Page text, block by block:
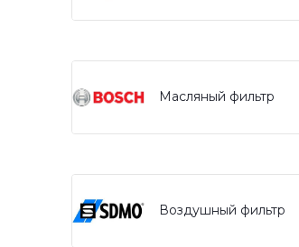
Масляный фильтр
Воздушный фильтр